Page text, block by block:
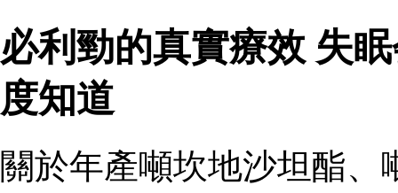
必利勁的真實療效 失
度知道
關於年產噸坎地沙坦酯